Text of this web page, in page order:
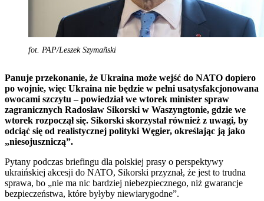
fot. PAP/Leszek Szymañski
Panuje przekonanie, że Ukraina może wejść do NATO dopiero
po wojnie, więc Ukraina nie będzie w pełni usatysfakcjonowana
owocami szczytu – powiedział we wtorek minister spraw
zagranicznych Radosław Sikorski w Waszyngtonie, gdzie we
wtorek rozpoczął się. Sikorski skorzystał również z uwagi, by
odciąć się od realistycznej polityki Węgier, określając ją jako
„niesojuszniczą”.
Pytany podczas briefingu dla polskiej prasy o perspektywy
ukraińskiej akcesji do NATO, Sikorski przyznał, że jest to trudna
sprawa, bo „nie ma nic bardziej niebezpiecznego, niż gwarancje
bezpieczeństwa, które byłyby niewiarygodne”.